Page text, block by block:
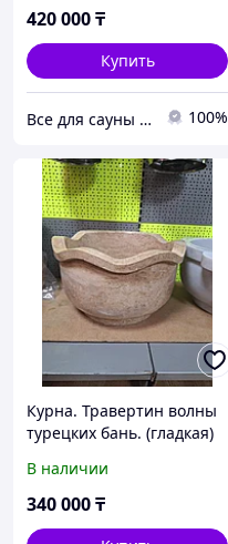
420 000₸
Купить
Все для сауны и бани от ИП Куприн. 100%
Курна. Травертин волны
турецких бань. (гладкая)
В наличии
340 000₸